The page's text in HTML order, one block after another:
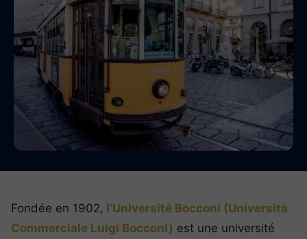
Fondée en 1902, l’Université Bocconi (Università
Commerciale Luigi Bocconi) est une université